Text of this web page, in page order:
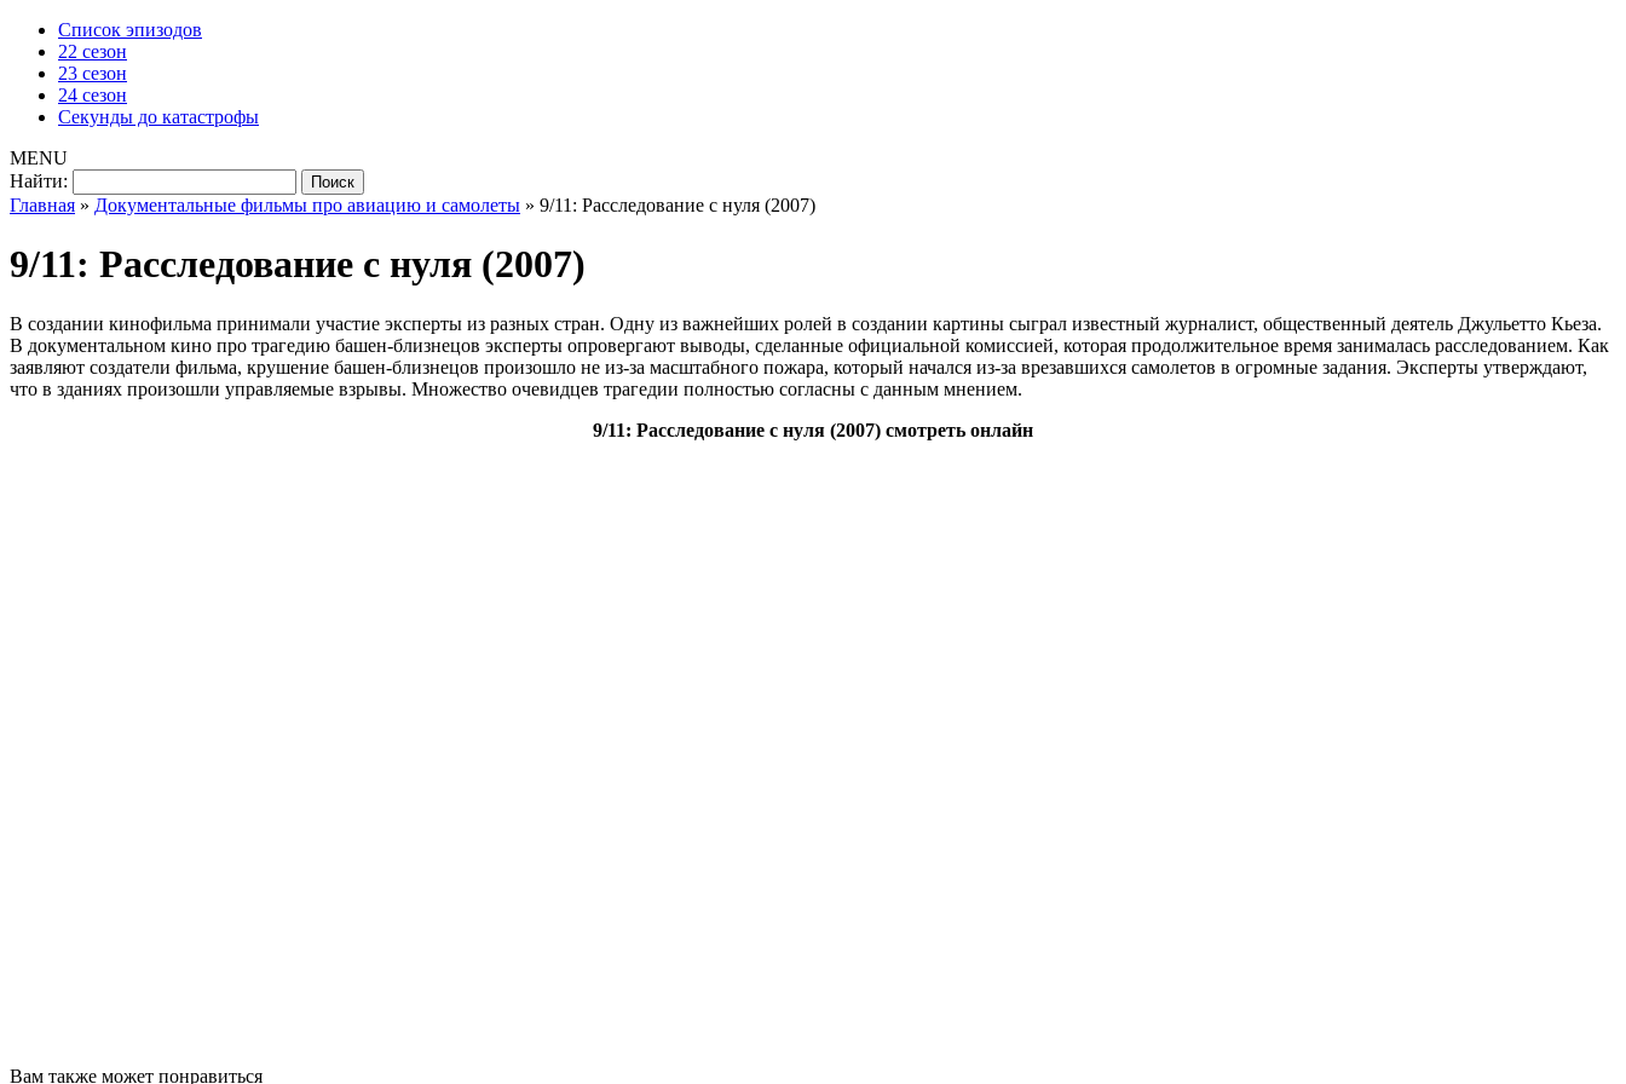
Список эпизодов
22 сезон
23 сезон
24 сезон
Секунды до катастрофы
MENU
Найти:
Главная » Документальные фильмы про авиацию и самолеты » 9/11: Расследование с нуля (2007)
9/11: Расследование с нуля (2007)
В создании кинофильма принимали участие эксперты из разных стран. Одну из важнейших ролей в создании картины сыграл известный журналист, общественный деятель Джульетто Кьеза.
В документальном кино про трагедию башен-близнецов эксперты опровергают выводы, сделанные официальной комиссией, которая продолжительное время занималась расследованием. Как
заявляют создатели фильма, крушение башен-близнецов произошло не из-за масштабного пожара, который начался из-за врезавшихся самолетов в огромные задания. Эксперты утверждают,
что в зданиях произошли управляемые взрывы. Множество очевидцев трагедии полностью согласны с данным мнением.
9/11: Расследование с нуля (2007) смотреть онлайн
Вам также может понравиться